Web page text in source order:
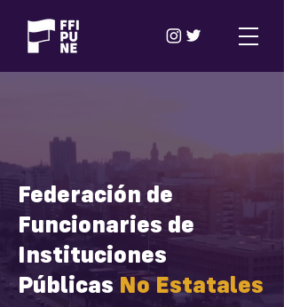
Federación de
Funcionaries de
Instituciones
Públicas No Estatales